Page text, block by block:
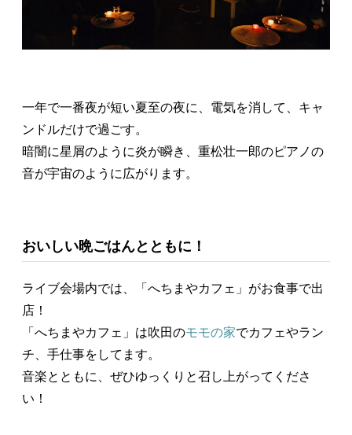
一年で一番夜が短い夏至の夜に、電気を消して、キャ
ンドルだけで過ごす。
暗闇に星屑のように炎が瞬き、重松壮一郎のピアノの
音が宇宙のように広がります。
おいしい晩ごはんとともに！
ライブ会場内では、「へちまやカフェ」がお食事で出
店！
「へちまやカフェ」は吹田のモモの家でカフェやラン
チ、手仕事をしてます。
音楽とともに、ぜひゆっくりと召し上がってくださ
い！